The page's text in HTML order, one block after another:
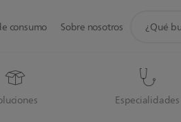
Especialidades
consumo Sobre nosotros
búsqueda